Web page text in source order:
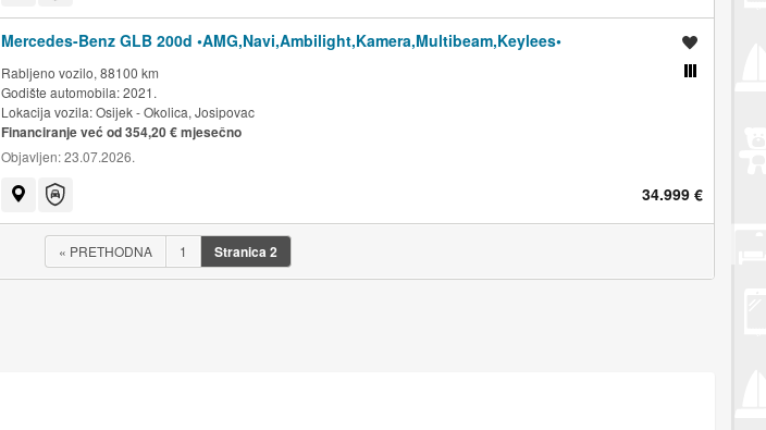
Mercedes-Benz GLB 200d •AMG,Navi,Ambilight,Kamera,Multibeam,Keylees•
Rabljeno vozilo, 88100 km
Godište automobila: 2021.
Lokacija vozila:Osijek - Okolica, Josipovac
Financiranje već od 354,20 € mjesečno
Objavljen:23.07.2026.
34.999 €
« PRETHODNA 1 Stranica 2